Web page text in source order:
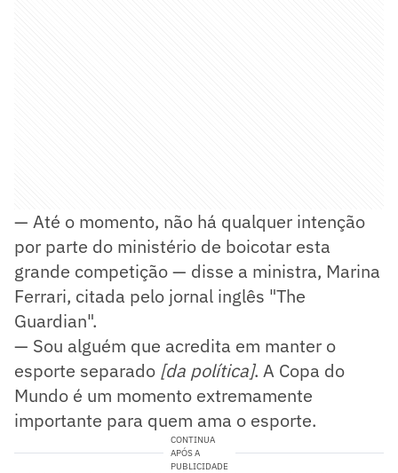
— Até o momento, não há qualquer intenção
por parte do ministério de boicotar esta
grande competição — disse a ministra, Marina
Ferrari, citada pelo jornal inglês "The
Guardian".
— Sou alguém que acredita em manter o
esporte separado [da política]. A Copa do
Mundo é um momento extremamente
importante para quem ama o esporte.
CONTINUA
APÓS A
PUBLICIDADE